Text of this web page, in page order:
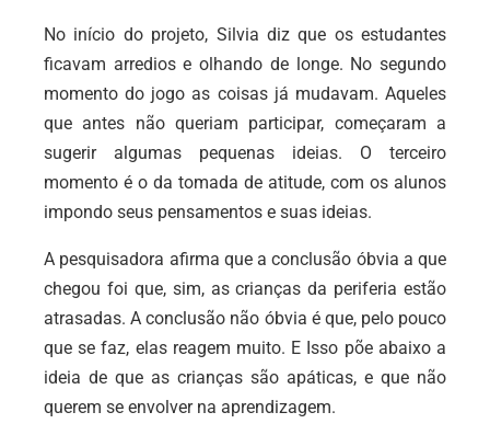
No início do projeto, Silvia diz que os estudantes
ficavam arredios e olhando de longe. No segundo
momento do jogo as coisas já mudavam. Aqueles
que antes não queriam participar, começaram a
sugerir algumas pequenas ideias. O terceiro
momento é o da tomada de atitude, com os alunos
impondo seus pensamentos e suas ideias.
A pesquisadora afirma que a conclusão óbvia a que
chegou foi que, sim, as crianças da periferia estão
atrasadas. A conclusão não óbvia é que, pelo pouco
que se faz, elas reagem muito. E Isso põe abaixo a
ideia de que as crianças são apáticas, e que não
querem se envolver na aprendizagem.